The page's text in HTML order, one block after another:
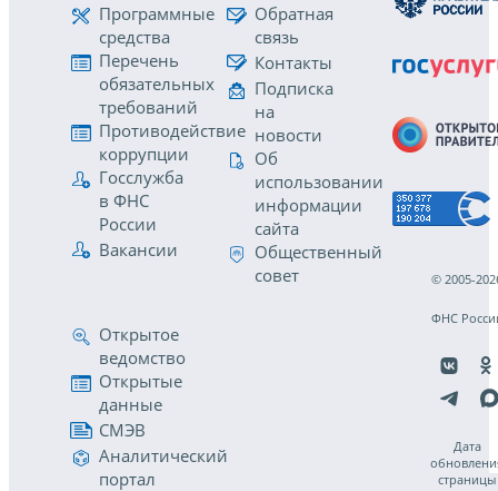
Программные
средства
Перечень
обязательных
требований
Противодействие
коррупции
Госслужба
в ФНС
России
Вакансии
Обратная
связь
Контакты
Подписка
на
новости
Об
использовании
информации
сайта
Общественный
совет
Открытое
ведомство
Открытые
данные
СМЭВ
Аналитический
портал
© 2005-
ФНС
Дата
страницы